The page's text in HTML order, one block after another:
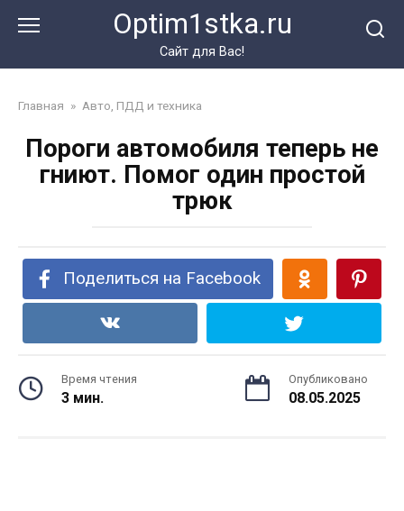
Optim1stka.ru
Сайт для Вас!
Главная » Авто, ПДД и техника
Пороги автомобиля теперь не
гниют. Помог один простой
трюк
Поделиться на Facebook
Время чтения
3 мин.
Опубликовано
08.05.2025